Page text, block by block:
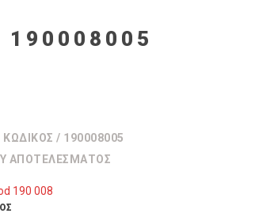
190008005
ΚΩΔΙΚΌΣ / 190008005
ΑΠΟΤΕΛΈΣΜΑΤΟΣ